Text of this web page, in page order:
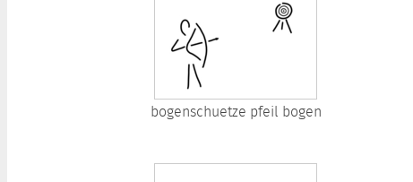
bogenschuetze pfeil bogen